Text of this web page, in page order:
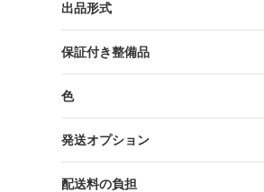
出品形式
保証付き整備品
色
発送オプション
配送料の負担